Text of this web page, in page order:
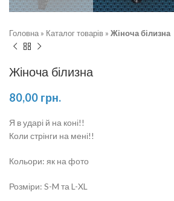
Головна » Каталог товарів » Жіноча білизна
Жіноча білизна
80,00 грн.
Я в ударі й на коні!!
Коли стрінги на мені!!
Кольори: як на фото
Розміри: S-M та L-XL